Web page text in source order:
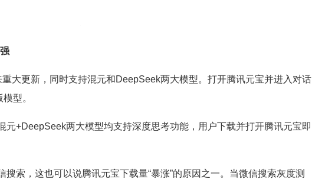
重大更新，同时支持混元和DeepSeek两大模型。打开腾讯元宝并进入对话
型。
元+DeepSeek两大模型均支持深度思考功能，用户下载并打开腾讯元宝即
索，这也可以说腾讯元宝下载量“暴涨”的原因之一。当微信搜索灰度测